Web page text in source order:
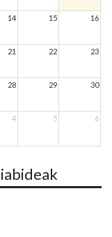
14 15 16
21 22 23
28 29 30
4 5 6